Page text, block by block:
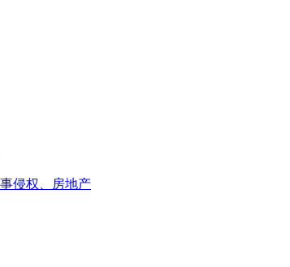
侵权、房地产